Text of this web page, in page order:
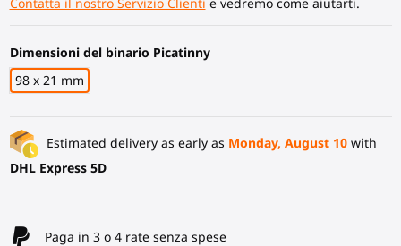
Contatta il nostro Servizio Clienti e vedremo come aiutarti.
Dimensioni del binario Picatinny
98 x 21 mm
Estimated delivery as early as Monday, August 10with
DHL Express 5D
Paga in 3 o 4 rate senza spese